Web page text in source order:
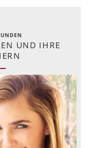
UND IHRE